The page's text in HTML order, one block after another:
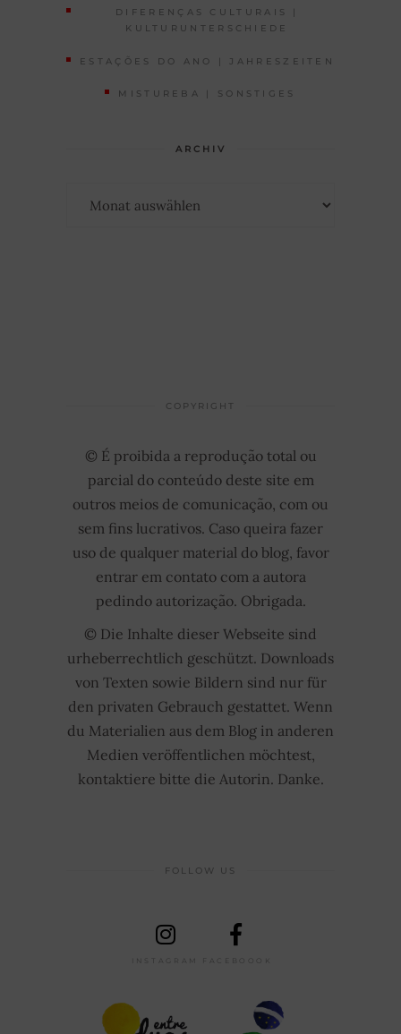
DIFERENÇAS CULTURAIS |
KULTURUNTERSCHIEDE
ESTAÇÕES DO ANO | JAHRESZEITEN
MISTUREBA | SONSTIGES
ARCHIV
COPYRIGHT
© É proibida a reprodução total ou
parcial do conteúdo deste site em
outros meios de comunicação, com ou
sem fins lucrativos. Caso queira fazer
uso de qualquer material do blog, favor
entrar em contato com a autora
pedindo autorização. Obrigada.
© Die Inhalte dieser Webseite sind
urheberrechtlich geschützt. Downloads
von Texten sowie Bildern sind nur für
den privaten Gebrauch gestattet. Wenn
du Materialien aus dem Blog in anderen
Medien veröffentlichen möchtest,
kontaktiere bitte die Autorin. Danke.
FOLLOW US
INSTAGRAM FACEBOOOK